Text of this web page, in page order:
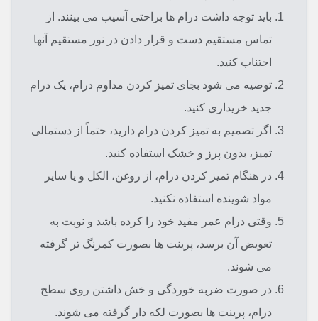
باید توجه داشت درام ها براحتی آسیب می بینند. از
تماس مستقیم دست و قرار دادن در نور مستقیم آنها
اجتناب کنید.
توصیه می شود بجای تمیز کردن مداوم درام، یک درام
جدید خریداری کنید.
اگر تصمیم به تمیز کردن درام دارید، حتماً از دستمالی
تمیز، بدون پرز و خشک استفاده کنید.
در هنگام تمیز کردن درام، از روغن، الکل و یا سایر
مواد شوینده استفاده نکنید.
وقتی درام عمر مفید خود را کرده باشد و نوبت به
تعویض آن برسد، پرینت ها بصورت کمرنگ تر گرفته
می شوند.
در صورت ضربه خوردگی و خش داشتن روی سطح
درام، پرینت ها بصورت لکه دار گرفته می شوند.